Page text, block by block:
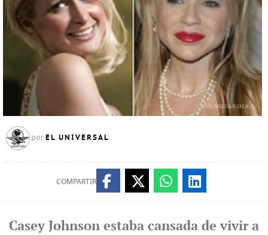
por EL UNIVERSAL
COMPARTIR
Casey Johnson estaba cansada de vivir a